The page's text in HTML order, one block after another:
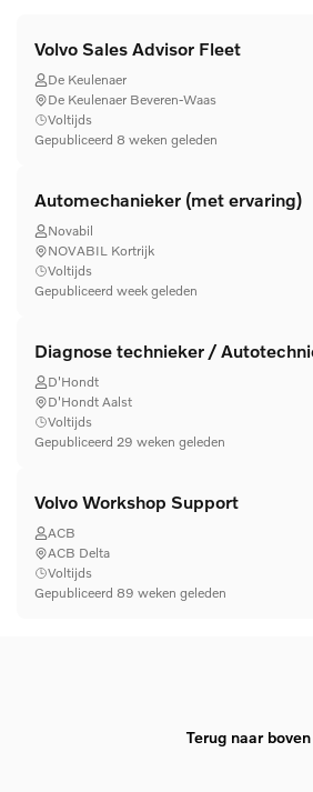
Volvo Sales Advisor Fleet
De Keulenaer
De Keulenaer Beveren-Waas
Voltijds
Gepubliceerd 8 weken geleden
Automechanieker (met ervaring)
Novabil
NOVABIL Kortrijk
Voltijds
Gepubliceerd week geleden
Diagnose technieker /
D'Hondt
D'Hondt Aalst
Voltijds
Gepubliceerd 29 weken geleden
Volvo Workshop Support
ACB
ACB Delta
Voltijds
Gepubliceerd 89 weken geleden
Terug naar boven